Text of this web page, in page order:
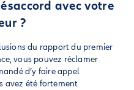
avec votre
?
du rapport du premier
vous pouvez réclamer
d’y faire appel
avez été fortement